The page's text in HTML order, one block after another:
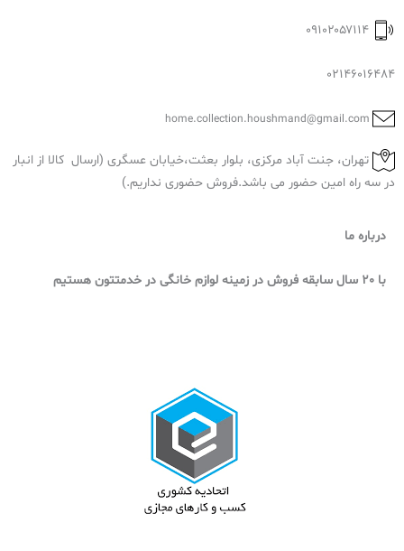
02146016484
تهران، جنت آباد مرکزی، بلوار بعثت،خیابان عسگری (ارسال کالا از انبار
در سه راه امین حضور می باشد.فروش حضوری نداریم.)
درباره ما
با 20 سال سابقه فروش در زمینه لوازم خانگی در خدمتتون هستیم